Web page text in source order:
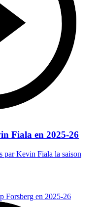
Fiala en 2025-26
par Kevin Fiala la saison